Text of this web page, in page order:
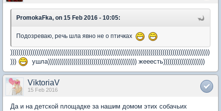
PromokaFka, on 15 Feb 2016 - 10:05:
Подозреваю, речь шла явно не о птичках
)))))))))))))))))))))))))))))))))))))))))))))))))))))))))))))))))))))))))))))))))))))))))))))))))))))
)))
ушла))))))))))))))))))))))))))))))))))))))))))))) жееесть)))))))))))))))))))))
ViktoriaV
15 Feb 2016
Да и на детской площадке за нашим домом этих собачьих